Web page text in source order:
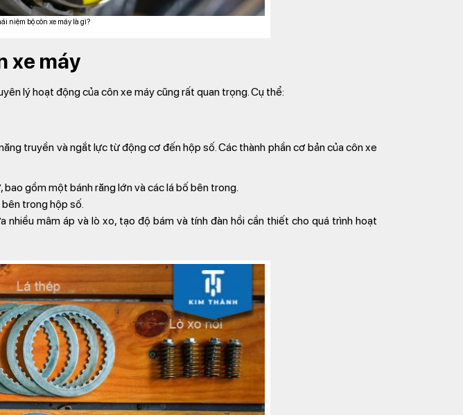
niệm bộ côn xe máy là gì?
xe máy
lý hoạt động của côn xe máy cũng rất quan trọng. Cụ thể:
truyền và ngắt lực từ động cơ đến hộp số. Các thành phần cơ bản của côn xe
gồm một bánh răng lớn và các lá bố bên trong.
trong hộp số.
nhiều mâm áp và lò xo, tạo độ bám và tính đàn hồi cần thiết cho quá trình hoạt